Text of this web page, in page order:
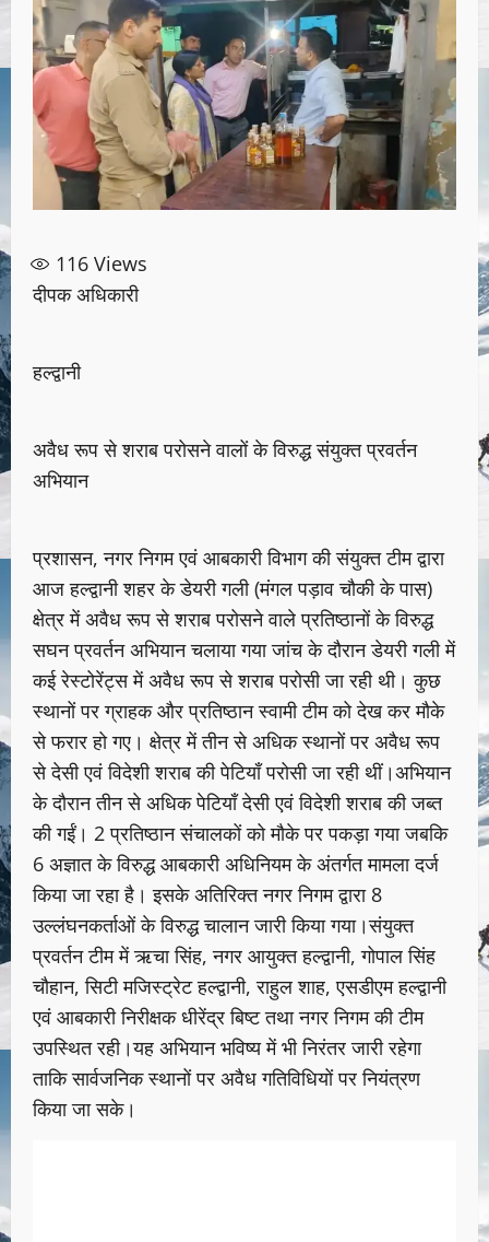
116 Views
दीपक अधिकारी
हल्द्वानी
अवैध रूप से शराब परोसने वालों के विरुद्ध संयुक्त प्रवर्तन
अभियान
प्रशासन, नगर निगम एवं आबकारी विभाग की संयुक्त टीम द्वारा
आज हल्द्वानी शहर के डेयरी गली (मंगल पड़ाव चौकी के पास)
क्षेत्र में अवैध रूप से शराब परोसने वाले प्रतिष्ठानों के विरुद्ध
सघन प्रवर्तन अभियान चलाया गया जांच के दौरान डेयरी गली में
कई रेस्टोरेंट्स में अवैध रूप से शराब परोसी जा रही थी। कुछ
स्थानों पर ग्राहक और प्रतिष्ठान स्वामी टीम को देख कर मौके
से फरार हो गए। क्षेत्र में तीन से अधिक स्थानों पर अवैध रूप
से देसी एवं विदेशी शराब की पेटियाँ परोसी जा रही थीं।अभियान
के दौरान तीन से अधिक पेटियाँ देसी एवं विदेशी शराब की जब्त
की गईं। 2 प्रतिष्ठान संचालकों को मौके पर पकड़ा गया जबकि
6 अज्ञात के विरुद्ध आबकारी अधिनियम के अंतर्गत मामला दर्ज
किया जा रहा है। इसके अतिरिक्त नगर निगम द्वारा 8
उल्लंघनकर्ताओं के विरुद्ध चालान जारी किया गया।संयुक्त
प्रवर्तन टीम में ऋचा सिंह, नगर आयुक्त हल्द्वानी, गोपाल सिंह
चौहान, सिटी मजिस्ट्रेट हल्द्वानी, राहुल शाह, एसडीएम हल्द्वानी
एवं आबकारी निरीक्षक धीरेंद्र बिष्ट तथा नगर निगम की टीम
उपस्थित रही।यह अभियान भविष्य में भी निरंतर जारी रहेगा
ताकि सार्वजनिक स्थानों पर अवैध गतिविधियों पर नियंत्रण
किया जा सके।